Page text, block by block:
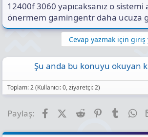
12400f 3060 yapıcaksanız o sistemi
önermem gamingentr daha ucuza
Cevap yazmak için giriş
Şu anda bu konuyu okuyan
Toplam: 2 (Kullanıcı: 0, ziyaretçi: 2)
Paylaş: FacebookX (Twitter)
Reddit PinterestTumblr